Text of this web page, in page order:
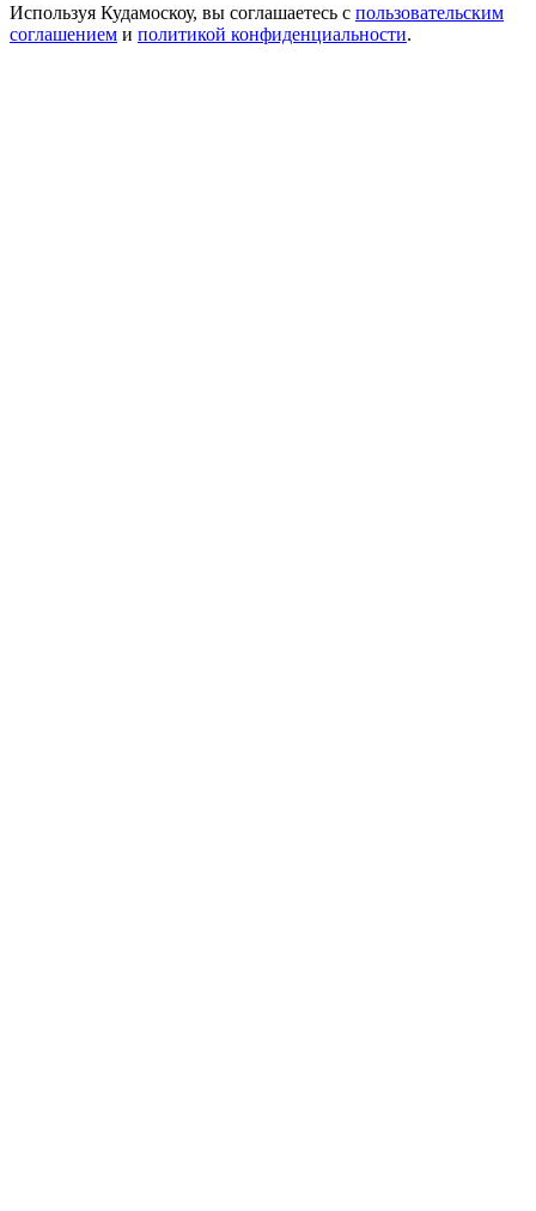
Используя Кудамоскоу, вы соглашаетесь с пользовательским
соглашением и политикой конфиденциальности.